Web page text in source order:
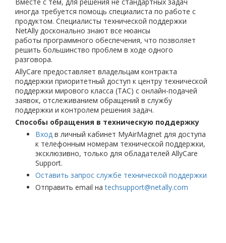
иногда требуется помощь специалиста по работе с
продуктом. Специалисты технической поддержки
NetAlly досконально знают все нюансы
работы программного обеспечения, что позволяет
решить большинство проблем в ходе одного
разговора.
AllyCare предоставляет владельцам контракта
поддержки приоритетный доступ к центру технической
поддержки мирового класса (TAC) с онлайн-подачей
заявок, отслеживанием обращений в службу
поддержки и контролем решения задач.
Способы обращения в техническую поддержку
Вход в личный кабинет MyAirMagnet для доступа
к телефонным номерам технической поддержки,
эксклюзивно, только для обладателей AllyCare
Support.
Оставить запрос службе технической поддержки
Отправить email наtechsupport@netally.com